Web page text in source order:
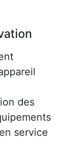
des
service